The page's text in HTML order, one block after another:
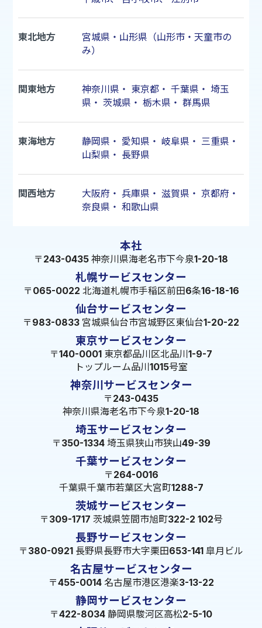
東北地方
宮城県・山形県（山形市・天童市の
み）
関東地方 神奈川県 ・ 東京都・ 千葉県 ・ 埼玉
県 ・ 茨城県 ・ 栃木県 ・ 群馬県
東海地方 静岡県 ・ 愛知県 ・ 岐阜県 ・ 三重県 ・
山梨県 ・ 長野県
関西地方 大阪府 ・ 兵庫県 ・ 滋賀県 ・ 京都府 ・
奈良県 ・ 和歌山県
本社
〒243-0435 神奈川県海老名市下今泉1-20-18
札幌サービスセンター
〒065-0022 北海道札幌市手稲区前田6条16-18-16
仙台サービスセンター
〒983-0833 宮城県仙台市宮城野区東仙台1-20-22
東京サービスセンター
〒140-0001 東京都品川区北品川1-9-7
トップルーム品川1015号室
神奈川サービスセンター
〒243-0435
神奈川県海老名市下今泉1-20-18
埼玉サービスセンター
〒350-1334 埼玉県狭山市狭山49-39
千葉サービスセンター
〒264-0016
千葉県千葉市若葉区大宮町1288-7
茨城サービスセンター
〒309-1717 茨城県笠間市旭町322-2 102号
長野サービスセンター
〒380-0921 長野県長野市大字栗田653-141 皐月ビル
名古屋サービスセンター
〒455-0014 名古屋市港区港楽3-13-22
静岡サービスセンター
〒422-8034 静岡県駿河区高松2-5-10